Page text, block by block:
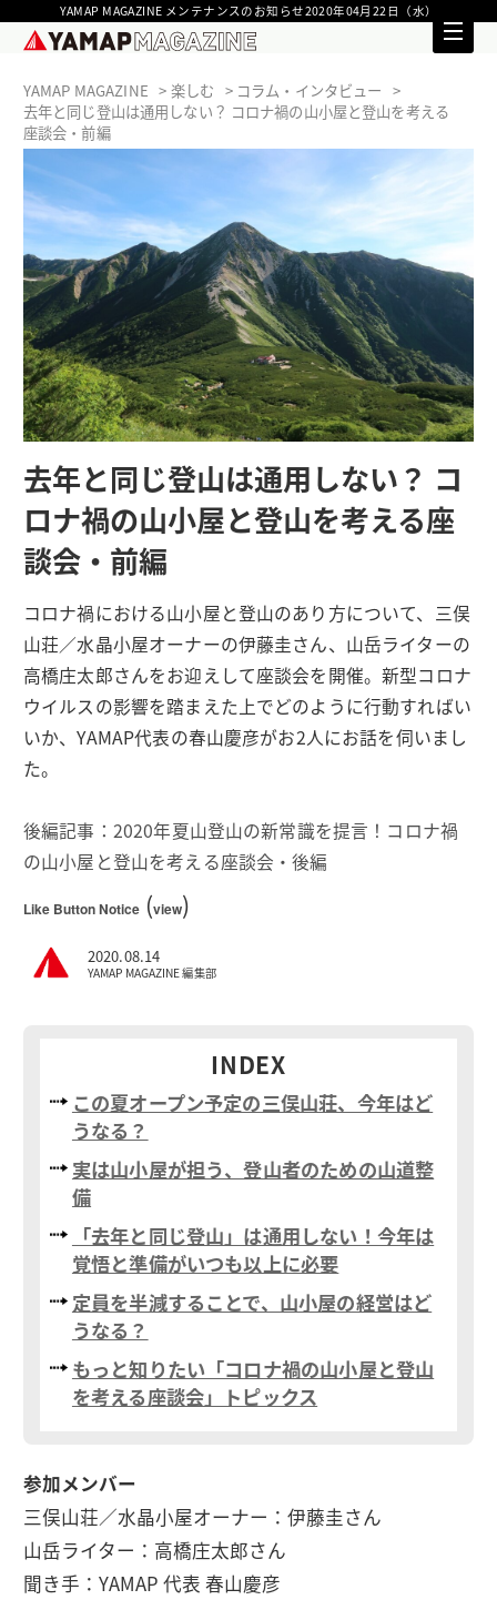
YAMAP MAGAZINE メンテナンスのお知らせ2020年04月22日（水）
YAMAP MAGAZINE 楽しむ
コラム・インタビュー
去年と同じ登山は通用しない？ コロナ禍の山小屋と登山を考える
座談会・前編
去年と同じ登山は通用しない？ コ
ロナ禍の山小屋と登山を考える座
談会・前編
コロナ禍における山小屋と登山のあり方について、三俣
山荘／水晶小屋オーナーの伊藤圭さん、山岳ライターの
高橋庄太郎さんをお迎えして座談会を開催。新型コロナ
ウイルスの影響を踏まえた上でどのように行動すればい
いか、YAMAP代表の春山慶彦がお2人にお話を伺いまし
た。
後編記事：2020年夏山登山の新常識を提言！コロナ禍
の山小屋と登山を考える座談会・後編
Like Button Notice(view)
2020.08.14
YAMAP MAGAZINE 編集部
INDEX
この夏オープン予定の三俣山荘、今年はど
うなる？
実は山小屋が担う、登山者のための山道整
備
「去年と同じ登山」は通用しない！今年は
覚悟と準備がいつも以上に必要
定員を半減することで、山小屋の経営はど
うなる？
もっと知りたい「コロナ禍の山小屋と登山
を考える座談会」トピックス
参加メンバー
三俣山荘／水晶小屋オーナー：伊藤圭さん
山岳ライター：高橋庄太郎さん
聞き手：YAMAP 代表 春山慶彦